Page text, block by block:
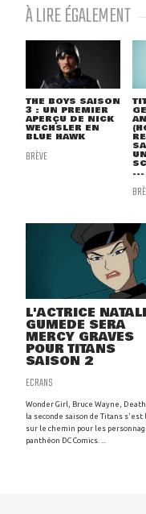
À LIRE ÉGALEMENT
THE BOYS SAISON
3 : UN PREMIER
APERÇU DE NICK
WECHSLER EN
BLUE HAWK
BRÈVE
...
L'ACTRICE
GUMEDE SERA
MERCY GRAVES
POUR TITANS
SAISON 2
ECRANS
Wonder Girl, Bruce Wayne,
la seconde saison de Titans s'est
sur le chemin pour les
panthéon DC Comics. ...